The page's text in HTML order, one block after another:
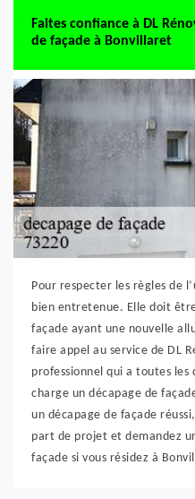
Faites confiance à DL
de façade à Bonvillaret
Pour respecter les règles de
bien entretenue. Elle doit
façade ayant une nouvelle
faire appel au service de DL
professionnel qui a toutes
charge un décapage de
un décapage de façade
part de projet et demandez
façade si vous résidez à